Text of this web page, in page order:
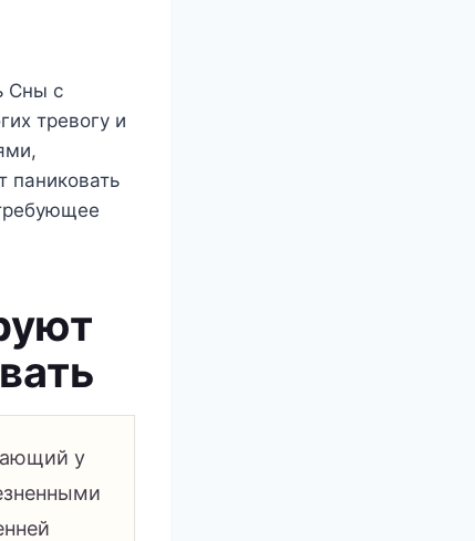
Сны с
тревогу и
паниковать
у